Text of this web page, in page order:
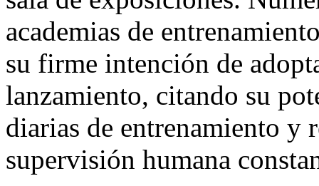
academias de
su firme intención de
lanzamiento, citando su
diarias de entrenamiento y
supervisión humana